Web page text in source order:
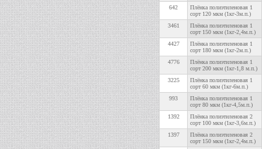
642
Плёнка полиэтиленовая 1
сорт 120 мкм (1кг-3м.п.)
3461
Плёнка полиэтиленовая 1
сорт 150 мкм (1кг-2,4м.п.)
4427
Плёнка полиэтиленовая 1
сорт 180 мкм (1кг-2м.п.)
4776
Плёнка полиэтиленовая 1
сорт 200 мкм (1кг-1,8 м.п.)
3225
Плёнка полиэтиленовая 1
сорт 60 мкм (1кг-6м.п.)
993
Плёнка полиэтиленовая 1
сорт 80 мкм (1кг-4,5м.п.)
1392
Плёнка полиэтиленовая 2
сорт 100 мкм (1кг-3,6м.п.)
1397
Плёнка полиэтиленовая 2
сорт 150 мкм (1кг-2,4м.п.)